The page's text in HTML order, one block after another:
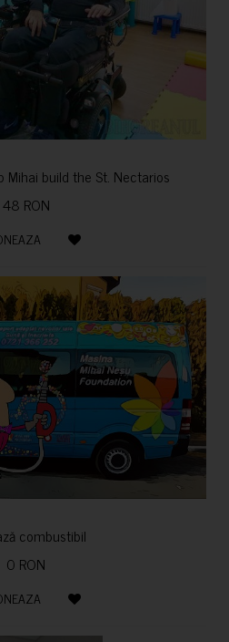
Mihai build the St. Nectarios
48 RON
combustibil
0 RON